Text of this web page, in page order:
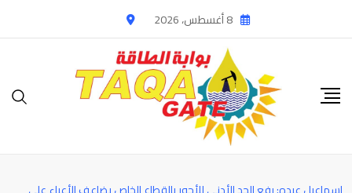
to
8 أغسطس، 2026